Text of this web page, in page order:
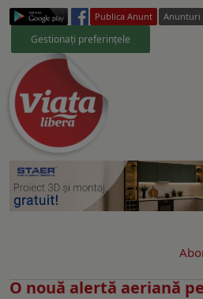
Publica Anunt Anunturi
Gestionați preferințele
O nouă alertă aeriană